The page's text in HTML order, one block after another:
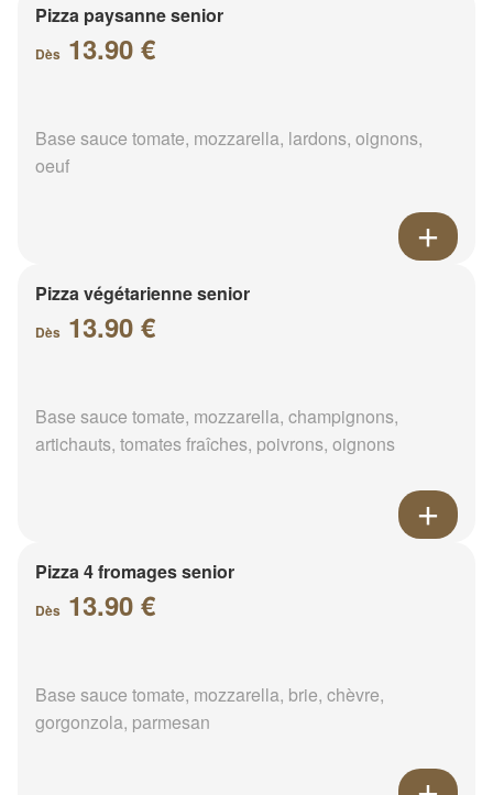
Pizza paysanne senior
Dès 13.90 €
Base sauce tomate, mozzarella, lardons, oignons,
oeuf
Pizza végétarienne senior
Dès 13.90 €
Base sauce tomate, mozzarella, champignons,
artichauts, tomates fraîches, poivrons, oignons
Pizza 4 fromages senior
Dès 13.90 €
Base sauce tomate, mozzarella, brie, chèvre,
gorgonzola, parmesan